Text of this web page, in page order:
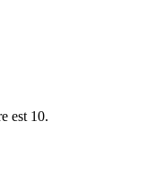
est 10.